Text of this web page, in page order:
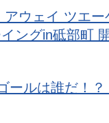
アウェイ ツエー
イングin砥部町
ールは誰だ！？